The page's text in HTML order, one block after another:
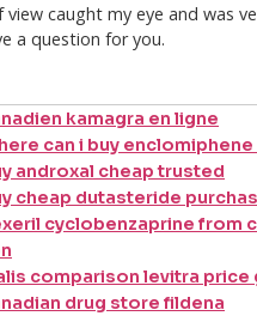
caught my eye and was
a question for you.
kamagra en ligne
can i buy
androxal cheap trusted
cheap dutasteride
cyclobenzaprine from
comparison levitra price
drug store fildena